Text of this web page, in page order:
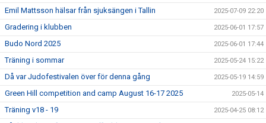
Emil Mattsson hälsar från sjuksängen i Tallin 2025-07-09 22:20
Gradering i klubben 2025-06-01 17:57
Budo Nord 2025 2025-06-01 17:44
Träning i sommar 2025-05-24 15:22
Då var Judofestivalen över för denna gång 2025-05-19 14:59
Green Hill competition and camp August 16-17 2025 2025-05-14
Träning v18 - 19 2025-04-25 08:12